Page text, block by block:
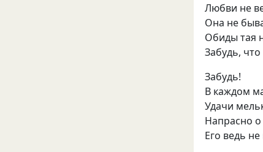
Любви не
Она не
Обиды тая
Забудь,
Забудь!
В каждом
Удачи
Напрасно
Его ведь